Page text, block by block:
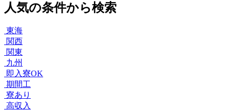
人気の条件から検索
東海
関西
関東
九州
即入寮OK
期間工
寮あり
高収入